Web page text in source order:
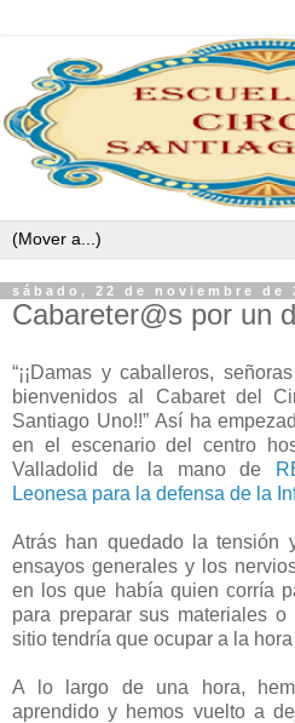
sábado, 22 de noviembre de
Cabareter@s por un
“¡¡Damas y caballeros,
bienvenidos al Cabaret del
Santiago Uno!!” Así ha
en el escenario del centro
Valladolid de la mano de
Leonesa para la defensa de la
Atrás han quedado la tensión
ensayos generales y los
en los que había quien corría
para preparar sus materiales
sitio tendría que ocupar a la
A lo largo de una hora,
aprendido y hemos vuelto a